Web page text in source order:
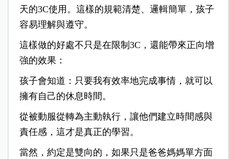
天的3C使用。這樣的規範清楚、邏輯簡單，孩子
容易理解與遵守。
這樣做的好處不只是在限制3C，還能帶來正向增
強的效果：
孩子會知道：只要我有效率地完成事情，就可以
擁有自己的休息時間。
從被動服從轉為主動執行，讓他們建立時間感與
責任感，這才是真正的學習。
當然，約定是雙向的，如果只是爸爸媽媽單方面